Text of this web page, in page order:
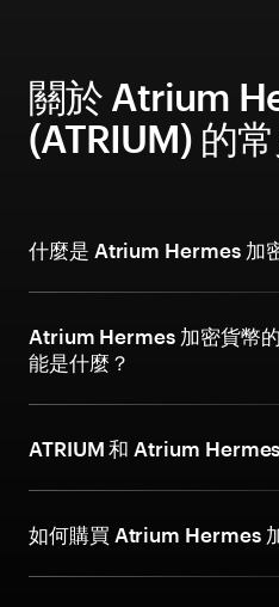
關於 Atrium
(ATRIUM) 的
什麼是 Atrium Hermes 加
Atrium Hermes 加密貨幣
能是什麼？
ATRIUM 和 Atrium
如何購買 Atrium Hermes